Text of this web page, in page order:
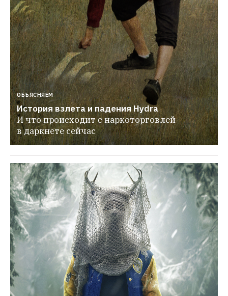
ОБЪЯСНЯЕМ
История взлета и падения Hydra
И что происходит с наркоторговлей
в даркнете сейчас